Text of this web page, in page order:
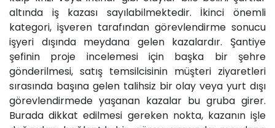
altında iş kazası sayılabilmektedir. İkinci önemli
kategori, işveren tarafından görevlendirme sonucu
işyeri dışında meydana gelen kazalardır. Şantiye
şefinin proje incelemesi için başka bir şehre
gönderilmesi, satış temsilcisinin müşteri ziyaretleri
sırasında başına gelen talihsiz bir olay veya yurt dışı
görevlendirmede yaşanan kazalar bu gruba girer.
Burada dikkat edilmesi gereken nokta, kazanın işle